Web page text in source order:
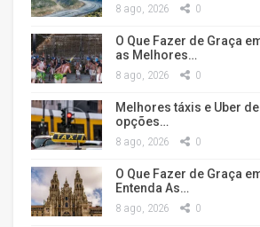
8 ago, 2026 0
O Que Fazer de Graça
as Melhores…
8 ago, 2026 0
Melhores táxis e Uber
opções…
8 ago, 2026 0
O Que Fazer de Graça
Entenda As…
8 ago, 2026 0